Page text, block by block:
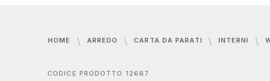
HOME ARREDO CARTA DA PARATI INTERNI
CODICE PRODOTTO 12667